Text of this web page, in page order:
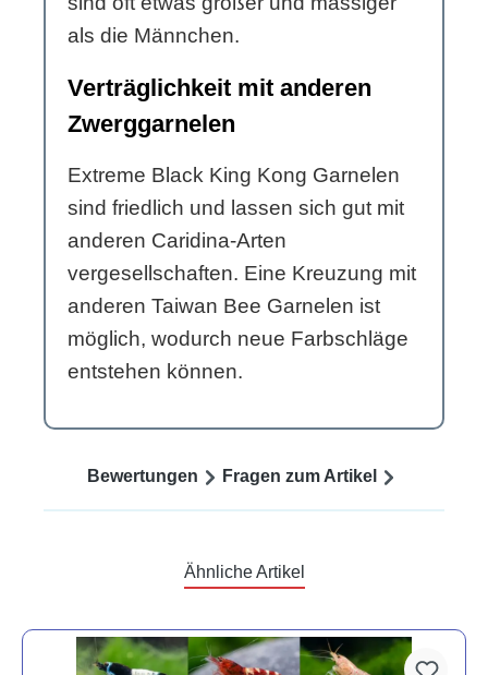
als die Männchen.
Verträglichkeit mit anderen
Zwerggarnelen
Extreme Black King Kong Garnelen
sind friedlich und lassen sich gut mit
anderen Caridina-Arten
vergesellschaften. Eine Kreuzung mit
anderen Taiwan Bee Garnelen ist
möglich, wodurch neue Farbschläge
entstehen können.
Bewertungen Fragen zum Artikel
Ähnliche Artikel